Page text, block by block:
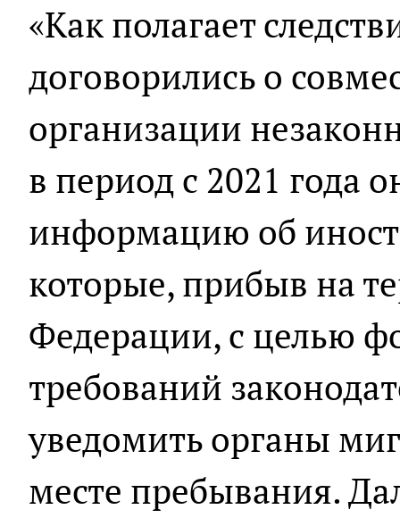
«Как полагает
договорились о
организации
в период с 2021 года
информацию об
которые, прибыв на
Федерации, с целью
требований
уведомить органы
месте пребывания.